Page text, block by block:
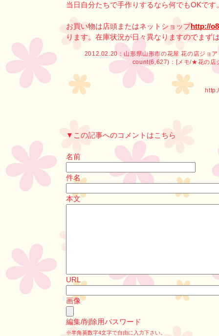
当日自分たちで手作りするなら何でもOKです
お買い物は店頭またはネットショップhttp://
ります。在庫状況が日々異なりますのでまず
2012.02.20： 山形県山形市の花屋 花の店ジョ
count(6,627)：[メモ/★花の店
▼この記事へのコメントはこちら
名前
件名
本文
URL
画像
編集/削除用パスワード
※半角英数字4文字で自由に入力下さい。